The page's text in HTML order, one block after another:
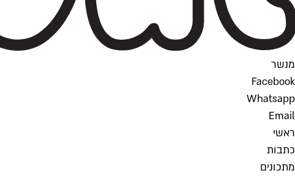
מנשר
Facebook
Whatsapp
Email
ראשי
כתבות
מתכונים